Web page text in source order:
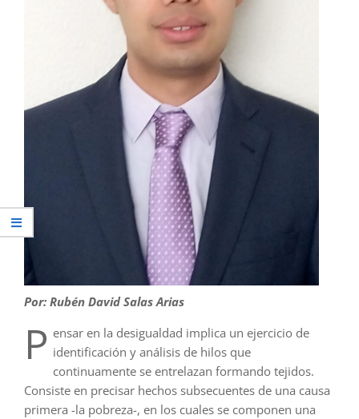
Por: Rubén David Salas Arias
P ensar en la desigualdad implica un ejercicio de
identificación y análisis de hilos que
continuamente se entrelazan formando tejidos.
Consiste en precisar hechos subsecuentes de una causa
primera -la pobreza-, en los cuales se componen una